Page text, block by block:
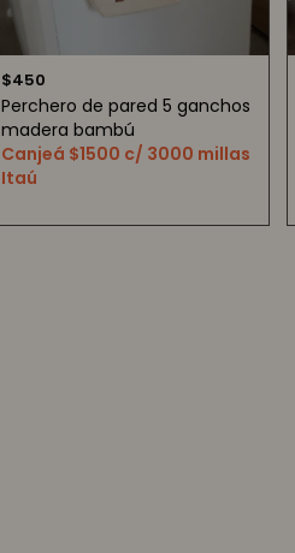
$450
Perchero de pared 5 ganchos
madera bambú
Canjeá $1500 c/ 3000 millas
Itaú